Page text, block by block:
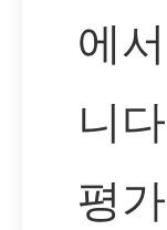
에
니
평